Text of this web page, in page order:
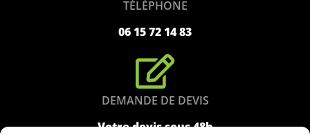
TÉLÉPHONE
06 15 72 14 83
DEMANDE DE DEVIS
Votre devis sous 48h